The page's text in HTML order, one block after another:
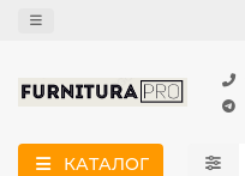
КАТАЛОГ